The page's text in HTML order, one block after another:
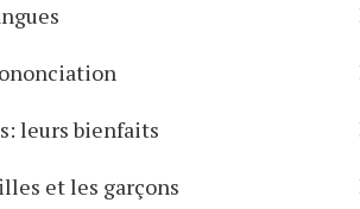
leurs bienfaits
et les garçons